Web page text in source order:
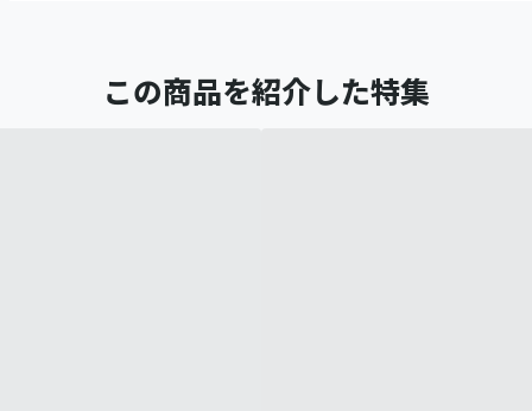
この商品を紹介した特集